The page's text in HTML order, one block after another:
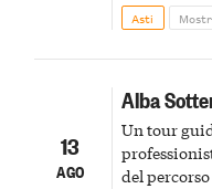
della scena
Asti
13
AGO
Alba
Un tour
del